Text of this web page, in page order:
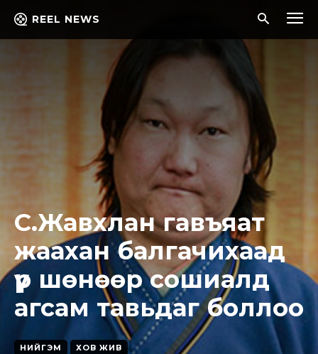
REEL NEWS
С.Жавхлан гавъяат
жаахан балгачихаад
үүр шөнөөр сошиалд
агсам тавьдаг боллоо
НИЙГЭМ ХОВ ЖИВ